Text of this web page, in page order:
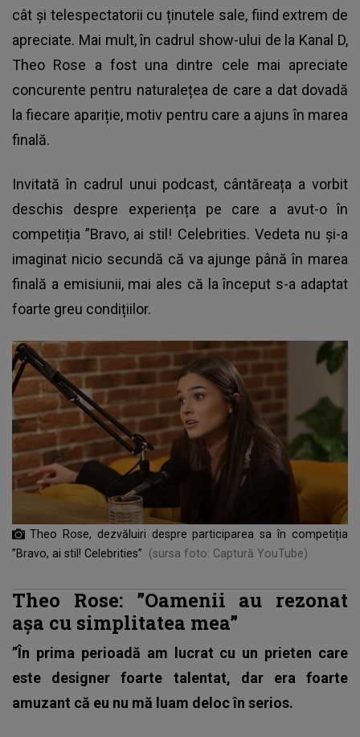
cât și telespectatorii cu ținutele sale, fiind extrem de
apreciate. Mai mult, în cadrul show-ului de la Kanal D,
Theo Rose a fost una dintre cele mai apreciate
concurente pentru naturalețea de care a dat dovadă
la fiecare apariție, motiv pentru care a ajuns în marea
finală.
Invitată în cadrul unui podcast, cântăreața a vorbit
deschis despre experiența pe care a avut-o în
competiția ”Bravo, ai stil! Celebrities. Vedeta nu și-a
imaginat nicio secundă că va ajunge până în marea
finală a emisiunii, mai ales că la început s-a adaptat
foarte greu condițiilor.
Theo Rose, dezvăluiri despre participarea sa în competiția
”Bravo, ai stil! Celebrities”
(sursa foto: Captură YouTube)
Theo Rose: ”Oamenii au rezonat
așa cu simplitatea mea”
”În prima perioadă am lucrat cu un prieten care
este designer foarte talentat, dar era foarte
amuzant că eu nu mă luam deloc în serios.